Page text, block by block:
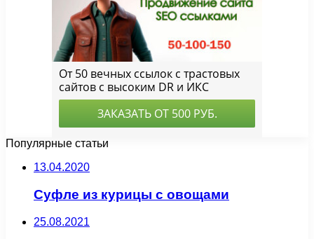
Популярные статьи
13.04.2020
Суфле из курицы с овощами
25.08.2021